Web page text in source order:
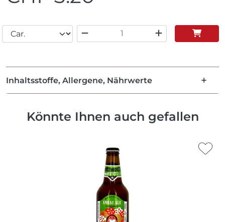
Inhaltsstoffe, Allergene, Nährwerte
Könnte Ihnen auch gefallen